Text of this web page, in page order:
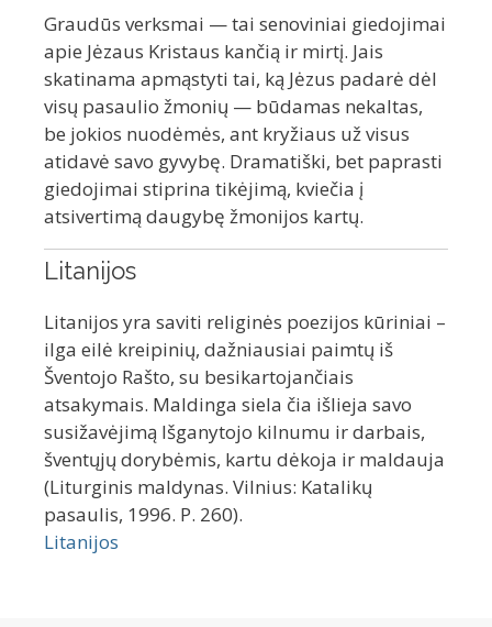
Graudūs verksmai — tai senoviniai giedojimai
apie Jėzaus Kristaus kančią ir mirtį. Jais
skatinama apmąstyti tai, ką Jėzus padarė dėl
visų pasaulio žmonių — būdamas nekaltas,
be jokios nuodėmės, ant kryžiaus už visus
atidavė savo gyvybę. Dramatiški, bet paprasti
giedojimai stiprina tikėjimą, kviečia į
atsivertimą daugybę žmonijos kartų.
Litanijos
Litanijos yra saviti religinės poezijos kūriniai –
ilga eilė kreipinių, dažniausiai paimtų iš
Šventojo Rašto, su besikartojančiais
atsakymais. Maldinga siela čia išlieja savo
susižavėjimą Išganytojo kilnumu ir darbais,
šventųjų dorybėmis, kartu dėkoja ir maldauja
(Liturginis maldynas. Vilnius: Katalikų
pasaulis, 1996. P. 260).
Litanijos